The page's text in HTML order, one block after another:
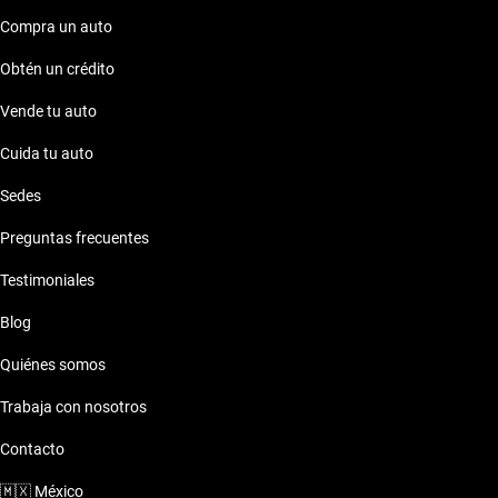
tranquilidad en cada recorrido. Con el Jeep Grand Cherokee
Compra un auto
Obtén un crédito
Vende tu auto
Cuida tu auto
Sedes
Preguntas frecuentes
Testimoniales
Blog
Quiénes somos
Trabaja con nosotros
Contacto
🇲🇽 México